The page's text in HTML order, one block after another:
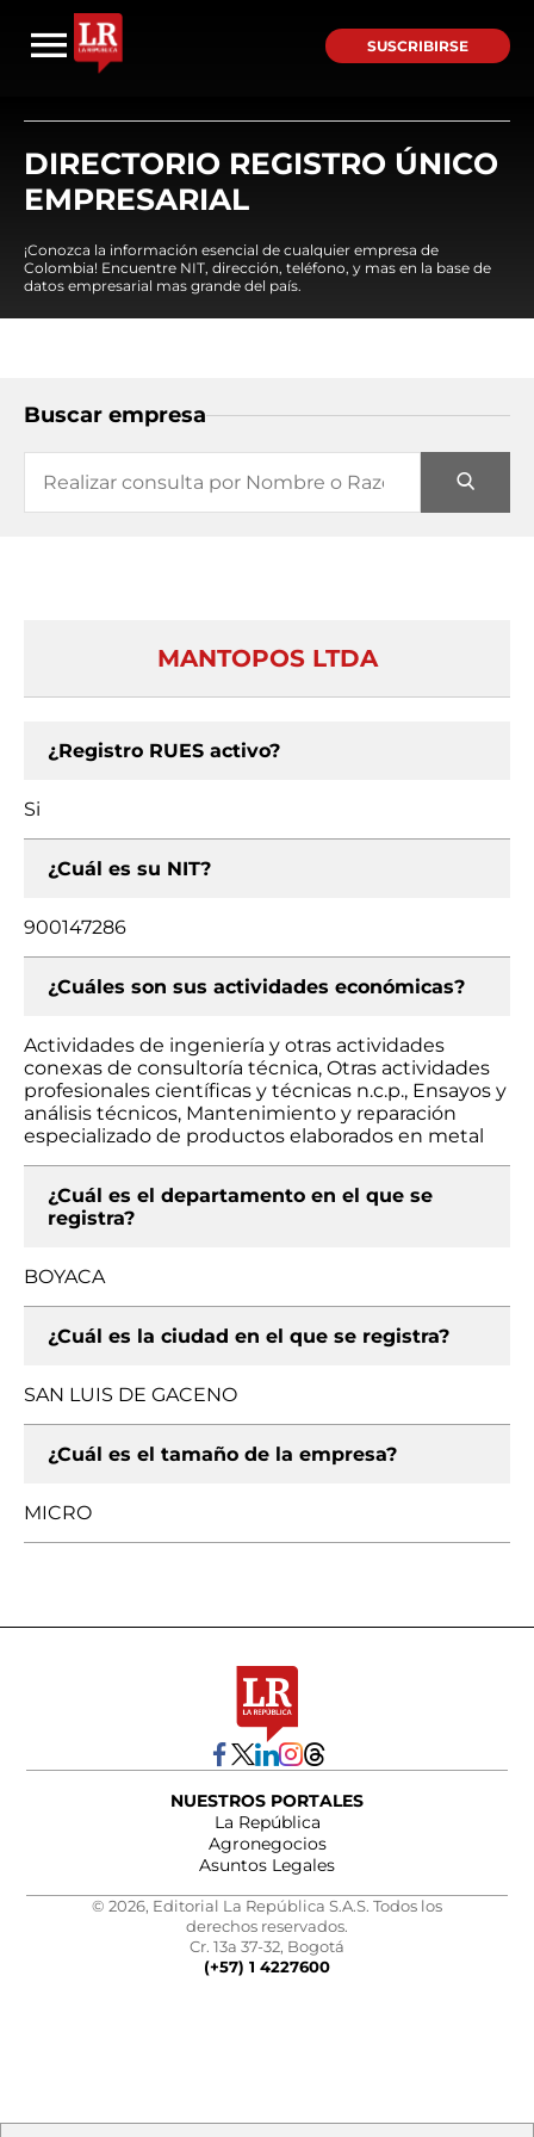
SUSCRIBIRSE
DIRECTORIO REGISTRO ÚNICO
EMPRESARIAL
¡Conozca la información esencial de cualquier empresa de
Colombia! Encuentre NIT, dirección, teléfono, y mas en la base de
datos empresarial mas grande del país.
Buscar empresa
MANTOPOS LTDA
¿Registro RUES activo?
Si
¿Cuál es su NIT?
900147286
¿Cuáles son sus actividades económicas?
Actividades de ingeniería y otras actividades
conexas de consultoría técnica, Otras actividades
profesionales científicas y técnicas n.c.p., Ensayos y
análisis técnicos, Mantenimiento y reparación
especializado de productos elaborados en metal
¿Cuál es el departamento en el que se
registra?
BOYACA
¿Cuál es la ciudad en el que se registra?
SAN LUIS DE GACENO
¿Cuál es el tamaño de la empresa?
MICRO
NUESTROS PORTALES
La República
Agronegocios
Asuntos Legales
© 2026, Editorial La República S.A.S. Todos los
derechos reservados.
Cr. 13a 37-32, Bogotá
(+57) 1 4227600